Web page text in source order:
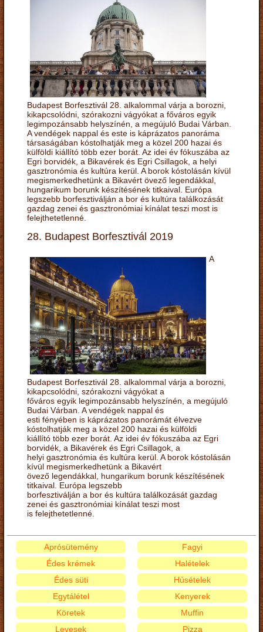
Budapest Borfesztivál 28. alkalommal várja a borozni,
kikapcsolódni, szórakozni vágyókat a főváros egyik
legimpozánsabb helyszínén, a megújuló Budai Várban.
A vendégek nappal és este is káprázatos panoráma
társaságában kóstolhatják meg a közel 200 hazai és
külföldi kiállító több ezer borát. Az idei év fókuszába az
Egri borvidék, a Bikavérek és Egri Csillagok, a helyi
gasztronómia és kultúra kerül. A borok kóstolásán kívül
megismerkedhetünk a Bikavért övező legendákkal,
hungarikum borunk készítésének titkaival. Európa
legszebb borfesztiválján a bor és kultúra találkozását
gazdag zenei és gasztronómiai kínálat teszi most is
felejthetetlenné.
28. Budapest Borfesztivál 2019
A
Budapest Borfesztivál 28. alkalommal várja a borozni,
kikapcsolódni, szórakozni vágyókat a
főváros egyik legimpozánsabb helyszínén, a megújuló
Budai Várban. A vendégek nappal és
esti fényében is káprázatos panorámát élvezve
kóstolhatják meg a közel 200 hazai és külföldi
kiállító több ezer borát. Az idei év fókuszába az Egri
borvidék, a Bikavérek és Egri Csillagok, a
helyi gasztronómia és kultúra kerül. A borok kóstolásán
kívül megismerkedhetünk a Bikavért
övező legendákkal, hungarikum borunk készítésének
titkaival. Európa legszebb
borfesztiválján a bor és kultúra találkozását gazdag
zenei és gasztronómiai kínálat teszi most
is felejthetetlenné.
Aprósütemény
Édes krémek
Édes süti
Egytálétel
Fagyi
Halételek
Húsételek
Kenyerek
Köretek
Levesek
Muffin
Pizza